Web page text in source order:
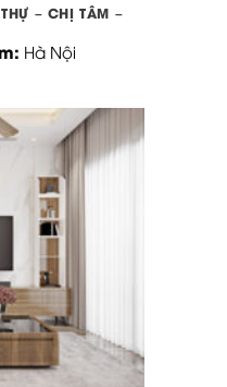
THỰ – CHỊ TÂM –
Hà Nội